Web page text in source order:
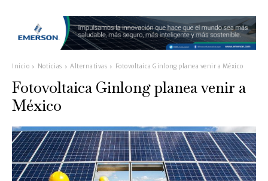
Inicio Noticias Alternativas Fotovoltaica Ginlong planea venir a México
Fotovoltaica Ginlong planea venir a
México